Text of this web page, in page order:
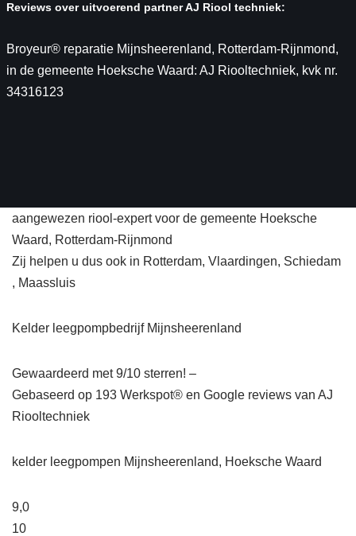
Reviews over uitvoerend partner AJ Riool techniek:
Broyeur® reparatie Mijnsheerenland, Rotterdam-Rijnmond,
in de gemeente Hoeksche Waard: AJ Riooltechniek, kvk nr.
34316123
aangewezen riool-expert voor de gemeente Hoeksche
Waard, Rotterdam-Rijnmond
Zij helpen u dus ook in Rotterdam, Vlaardingen, Schiedam
, Maassluis
Kelder leegpompbedrijf Mijnsheerenland
Gewaardeerd met 9/10 sterren! –
Gebaseerd op 193 Werkspot® en Google reviews van AJ
Riooltechniek
kelder leegpompen Mijnsheerenland, Hoeksche Waard
9,0
10